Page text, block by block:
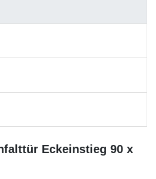
Eckeinstieg 90 x